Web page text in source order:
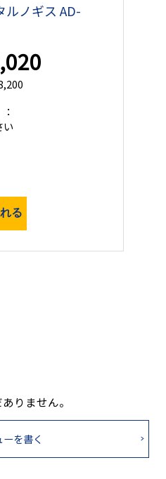
ルノギス AD-
い
る
りません。
ーを書く